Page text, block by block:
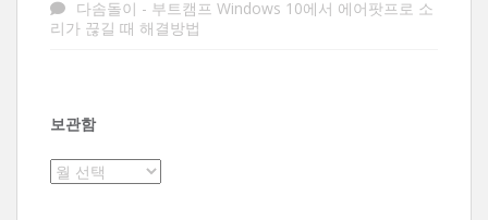
다솜돌이 - 부트캠프 Windows 10에서 에어팟프로 소
리가 끊길 때 해결방법
보관함
보